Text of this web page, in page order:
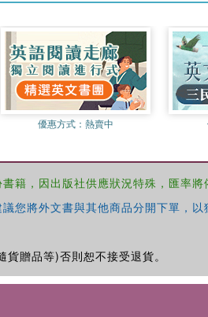
優惠方式： 熱賣中
籍，因出版社供應狀況特殊，匯率將
將外文書與其他商品分開下單，以
贈品等)否則恕不接受退貨。